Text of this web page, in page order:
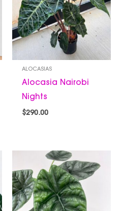
ALOCASIAS
Alocasia Nairobi
Nights
$290.00